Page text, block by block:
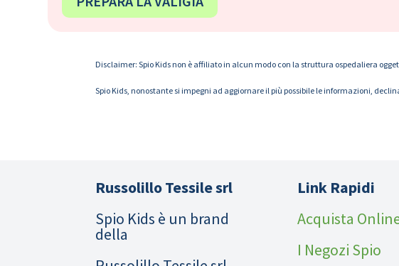
Disclaimer: Spio Kids non è affiliato in alcun modo con la struttura ospedaliera
Spio Kids, nonostante si impegni ad aggiornare il più possibile le informazioni,
Russolillo Tessile srl
Spio Kids è un brand
della
Link Rapidi
Acquista
I Negozi Spio